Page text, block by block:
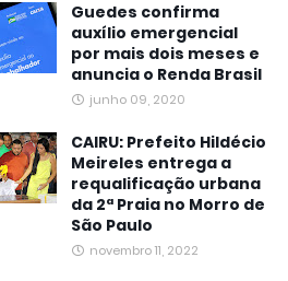
Guedes confirma
auxílio emergencial
por mais dois meses e
anuncia o Renda Brasil
junho 09, 2020
CAIRU: Prefeito Hildécio
Meireles entrega a
requalificação urbana
da 2ª Praia no Morro de
São Paulo
novembro 11, 2022